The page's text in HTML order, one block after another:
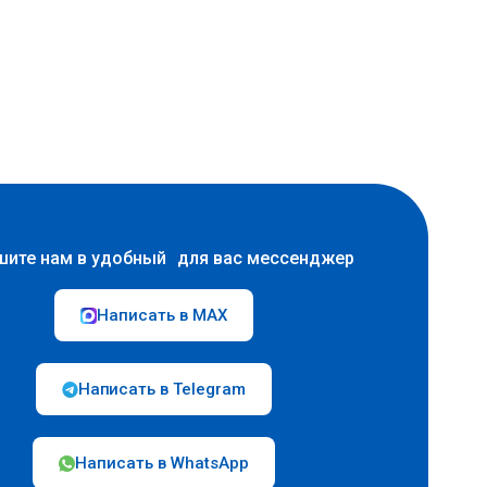
нам в удобный для вас мессенджер
Написать в MAX
Написать в Telegram
Написать в WhatsApp